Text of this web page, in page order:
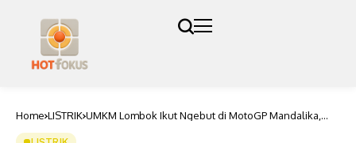
Home LISTRIK UMKM Lombok Ikut Ngebut di MotoGP Mandalika,